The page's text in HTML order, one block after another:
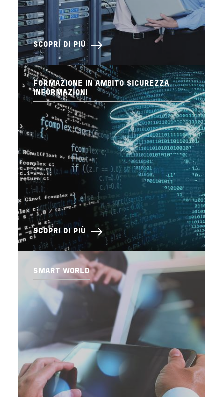
SCOPRI DI PIÙ
FORMAZIONE IN AMBITO SICUREZZA
INFORMAZIONI
SCOPRI DI PIÙ
SMART WORLD